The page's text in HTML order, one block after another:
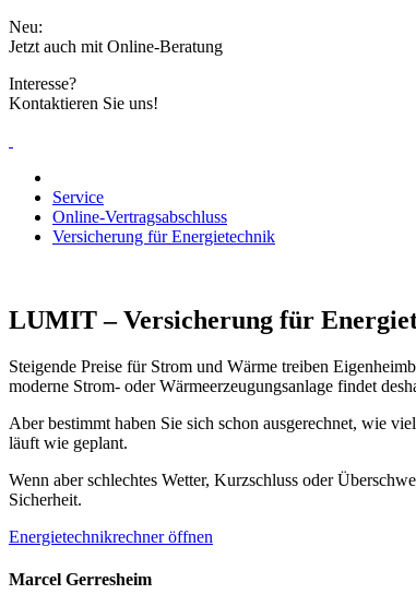
Neu:
Jetzt auch mit Online-Beratung
Interesse?
Kontaktieren Sie uns!
Service
Online-Vertragsabschluss
Versicherung für Energietechnik
LUMIT – Versicherung für
Steigende Preise für Strom und Wärme treiben
moderne Strom- oder Wärmeerzeugungsanlage findet
Aber bestimmt haben Sie sich schon ausgerechnet, wie
läuft wie geplant.
Wenn aber schlechtes Wetter, Kurzschluss oder
Sicherheit.
Energietechnikrechner öffnen
Marcel Gerresheim